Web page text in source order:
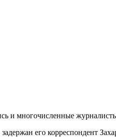
и многочисленные
задержан его корреспондент